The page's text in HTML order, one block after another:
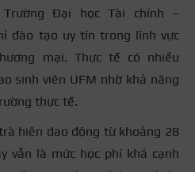
Đại học Tài chính –
đào tạo uy tín trong lĩnh vực
mại. Thực tế có nhiều
sinh viên UFM nhờ khả năng
thực tế.
hiện dao động từ khoảng 28
vẫn là mức học phí khá cạnh